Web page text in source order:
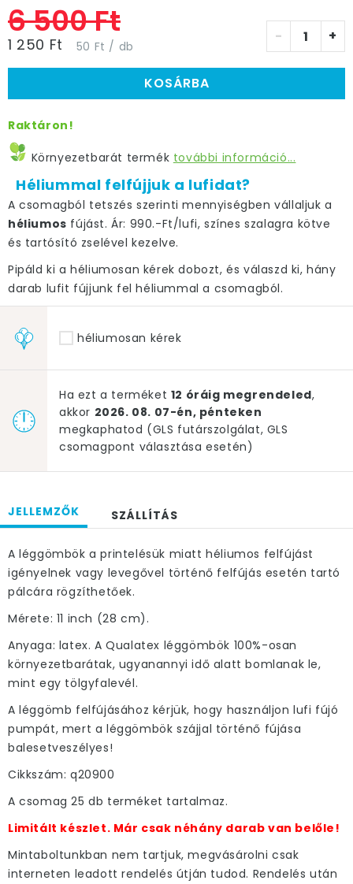
6 500 Ft
1 250 Ft 50 Ft / db
- +
KOSÁRBA
Raktáron!
Környezetbarát termék további információ...
Héliummal felfújjuk a lufidat?
A csomagból tetszés szerinti mennyiségben vállaljuk a
héliumos fújást. Ár: 990.-Ft/lufi, színes szalagra kötve
és tartósító zselével kezelve.
Pipáld ki a héliumosan kérek dobozt, és válaszd ki, hány
darab lufit fújjunk fel héliummal a csomagból.
héliumosan kérek
Ha ezt a terméket 12 óráig megrendeled,
akkor 2026. 08. 07-én, pénteken
megkaphatod (GLS futárszolgálat, GLS
csomagpont választása esetén)
JELLEMZŐK SZÁLLÍTÁS
A léggömbök a printelésük miatt héliumos felfújást
igényelnek vagy levegővel történő felfújás esetén tartó
pálcára rögzíthetőek.
Mérete: 11 inch (28 cm).
Anyaga: latex. A Qualatex léggömbök 100%-osan
környezetbarátak, ugyanannyi idő alatt bomlanak le,
mint egy tölgyfalevél.
A léggömb felfújásához kérjük, hogy használjon lufi fújó
pumpát, mert a léggömbök szájjal történő fújása
balesetveszélyes!
Cikkszám: q20900
A csomag 25 db terméket tartalmaz.
Limitált készlet. Már csak néhány darab van belőle!
Mintaboltunkban nem tartjuk, megvásárolni csak
interneten leadott rendelés útján tudod. Rendelés után